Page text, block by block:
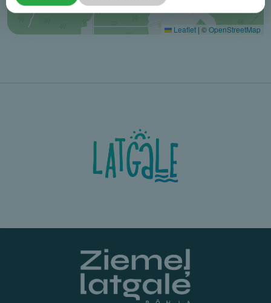
Leaflet | ©OpenStreetMap